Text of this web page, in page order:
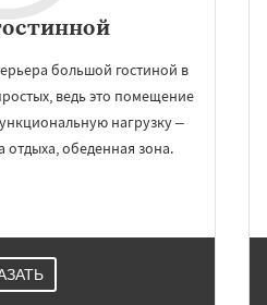
большой гостиной в
ведь это помещение
нагрузку –
отдыха, обеденная зона.